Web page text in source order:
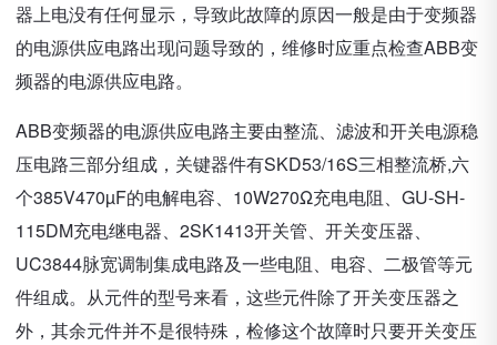
器上电没有任何显示，导致此故障的原因一般是由于变频器
的电源供应电路出现问题导致的，维修时应重点检查ABB变
频器的电源供应电路。
ABB变频器的电源供应电路主要由整流、滤波和开关电源稳
压电路三部分组成，关键器件有SKD53/16S三相整流桥,六
个385V470µF的电解电容、10W270Ω充电电阻、GU-SH-
115DM充电继电器、2SK1413开关管、开关变压器、
UC3844脉宽调制集成电路及一些电阻、电容、二极管等元
件组成。从元件的型号来看，这些元件除了开关变压器之
外，其余元件并不是很特殊，检修这个故障时只要开关变压